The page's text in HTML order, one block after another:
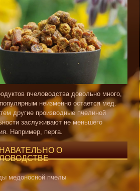
пчеловодства довольно много,
неизменно остается мед.
другие производные пчелиной
заслуживают не меньшего
Например, перга.
О
медоносной пчелы